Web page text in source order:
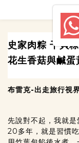
史家肉粽 干貝
花生香菇與鹹蛋
布雷克-出走旅行視
先說對不起，我就
20多年，就是習慣